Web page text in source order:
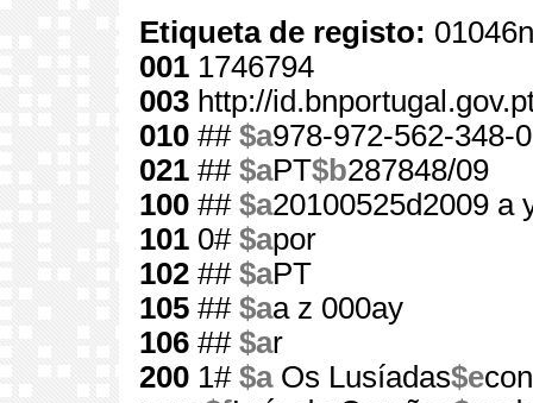
Etiqueta de registo:
001 1746794
003 http://
010 ## $a978-972-562-348-0
021 ## $aPT$b287848/09
100 ## $a20100525d2009 a
101 0# $apor
102 ## $aPT
105 ## $aa z 000ay
106 ## $ar
200 1# $aOs Lusíadas$e